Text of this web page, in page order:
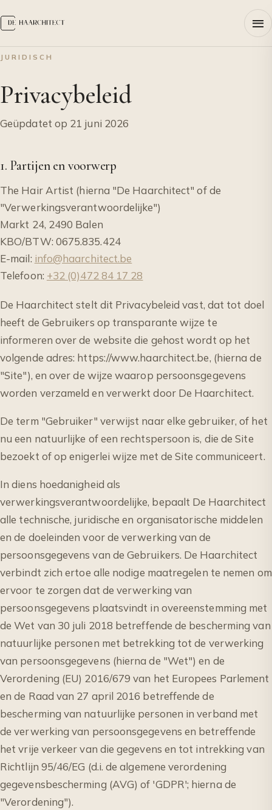
JURIDISCH
Privacybeleid
Geüpdatet op 21 juni 2026
1. Partijen en voorwerp
The Hair Artist (hierna "De Haarchitect" of de
"Verwerkingsverantwoordelijke")
Markt 24, 2490 Balen
KBO/BTW: 0675.835.424
E-mail: info@haarchitect.be
Telefoon: +32 (0)472 84 17 28
De Haarchitect stelt dit Privacybeleid vast, dat tot doel
heeft de Gebruikers op transparante wijze te
informeren over de website die gehost wordt op het
volgende adres: https://www.haarchitect.be, (hierna de
"Site"), en over de wijze waarop persoonsgegevens
worden verzameld en verwerkt door De Haarchitect.
De term "Gebruiker" verwijst naar elke gebruiker, of het
nu een natuurlijke of een rechtspersoon is, die de Site
bezoekt of op enigerlei wijze met de Site communiceert.
In diens hoedanigheid als
verwerkingsverantwoordelijke, bepaalt De Haarchitect
alle technische, juridische en organisatorische middelen
en de doeleinden voor de verwerking van de
persoonsgegevens van de Gebruikers. De Haarchitect
verbindt zich ertoe alle nodige maatregelen te nemen om
ervoor te zorgen dat de verwerking van
persoonsgegevens plaatsvindt in overeenstemming met
de Wet van 30 juli 2018 betreffende de bescherming van
natuurlijke personen met betrekking tot de verwerking
van persoonsgegevens (hierna de "Wet") en de
Verordening (EU) 2016/679 van het Europees Parlement
en de Raad van 27 april 2016 betreffende de
bescherming van natuurlijke personen in verband met
de verwerking van persoonsgegevens en betreffende
het vrije verkeer van die gegevens en tot intrekking van
Richtlijn 95/46/EG (d.i. de algemene verordening
gegevensbescherming (AVG) of 'GDPR'; hierna de
"Verordening").